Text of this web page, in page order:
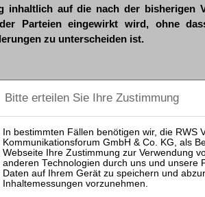
inhaltlich auf die nach der bisherigen
Parteien eingewirkt wird, ohne
zu unterscheiden ist.